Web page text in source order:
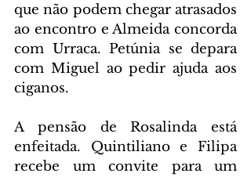
que não podem chegar atrasados
ao encontro e Almeida concorda
com Urraca. Petúnia se depara
com Miguel ao pedir ajuda aos
ciganos.
A pensão de Rosalinda está
enfeitada. Quintiliano e Filipa
recebe um convite para um